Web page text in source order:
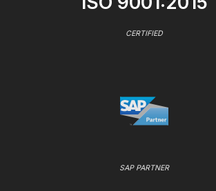
CERTIFIED
SAP PARTNER